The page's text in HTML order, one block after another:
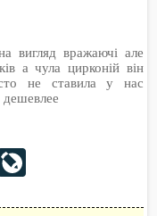
вражаючі але
а чула цирконій він
не ставила у нас
дешевлее